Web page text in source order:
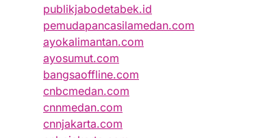
publikjabodetabek.id
pemudapancasilamedan.com
ayokalimantan.com
ayosumut.com
bangsaoffline.com
cnbcmedan.com
cnnmedan.com
cnnjakarta.com